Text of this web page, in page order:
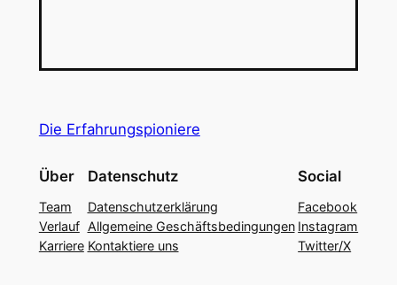
Die Erfahrungspioniere
Über
Team
Verlauf
Karriere
Datenschutz
Datenschutzerklärung
Allgemeine Geschäftsbedingungen
Kontaktiere uns
Social
Facebook
Instagram
Twitter/X